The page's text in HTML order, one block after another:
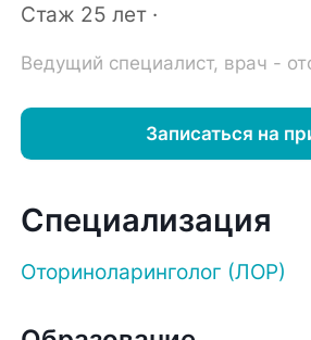
Стаж 25 лет ·
Ведущий специалист, врач -
Записаться на
Специализация
Оториноларинголог (ЛОР)